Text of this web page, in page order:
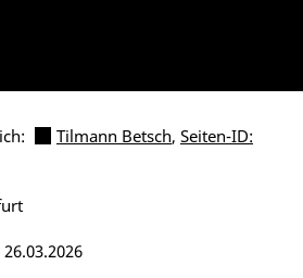
Tilmann Betsch, Seiten-ID: